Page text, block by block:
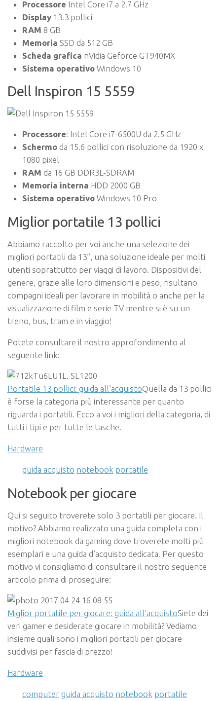
Processore Intel Core i7 a 2.7 GHz
Display 13.3 pollici
RAM 8 GB
Memoria SSD da 512 GB
Scheda grafica nVidia Geforce GT940MX
Sistema operativo Windows 10
Dell Inspiron 15 5559
Processore: Intel Core i7-6500U da 2.5 GHz
Schermo da 15.6 pollici con risoluzione da 1920 x
1080 pixel
RAM da 16 GB DDR3L-SDRAM
Memoria interna HDD 2000 GB
Sistema operativo Windows 10 Pro
Miglior portatile 13 pollici
Abbiamo raccolto per voi anche una selezione dei
migliori portatili da 13”, una soluzione ideale per molti
utenti soprattutto per viaggi di lavoro. Dispositivi del
genere, grazie alle loro dimensioni e peso, risultano
compagni ideali per lavorare in mobilità o anche per la
visualizzazione di film e serie TV mentre si è su un
treno, bus, tram e in viaggio!
Potete consultare il nostro approfondimento al
seguente link:
Portatile 13 pollici: guida all’acquistoQuella da 13 pollici
è forse la categoria più interessante per quanto
riguarda i portatili. Ecco a voi i migliori della categoria, di
tutti i tipi e per tutte le tasche.
Hardware
guida acquisto notebook portatile
Notebook per giocare
Qui si seguito troverete solo 3 portatili per giocare. Il
motivo? Abbiamo realizzato una guida completa con i
migliori notebook da gaming dove troverete molti più
esemplari e una guida d’acquisto dedicata. Per questo
motivo vi consigliamo di consultare il nostro seguente
articolo prima di proseguire:
Miglior portatile per giocare: guida all’acquistoSiete dei
veri gamer e desiderate giocare in mobilità? Vediamo
insieme quali sono i migliori portatili per giocare
suddivisi per fascia di prezzo!
Hardware
computer guida acquisto notebook portatile